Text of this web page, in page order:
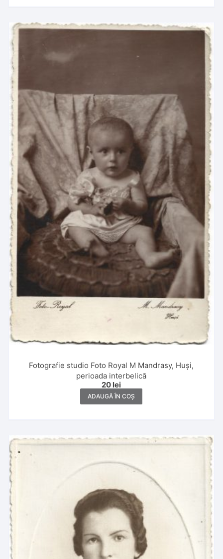
Fotografie studio Foto Royal M Mandrasy, Huși,
perioada interbelică
20 lei
ADAUGĂ ÎN COȘ